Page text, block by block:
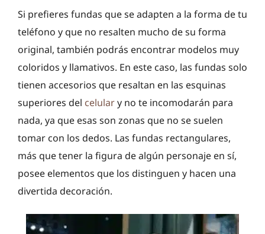
Si prefieres fundas que se adapten a la forma de tu
teléfono y que no resalten mucho de su forma
original, también podrás encontrar modelos muy
coloridos y llamativos. En este caso, las fundas solo
tienen accesorios que resaltan en las esquinas
superiores del celulary no te incomodarán para
nada, ya que esas son zonas que no se suelen
tomar con los dedos. Las fundas rectangulares,
más que tener la figura de algún personaje en sí,
posee elementos que los distinguen y hacen una
divertida decoración.